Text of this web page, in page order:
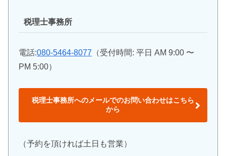
税理士事務所
電話:080-5464-8077 （受付時間: 平日 AM 9:00 〜
PM 5:00）
税理士事務所へのメールでのお問い合わせはこちら
から
（予約を頂ければ土日も営業）